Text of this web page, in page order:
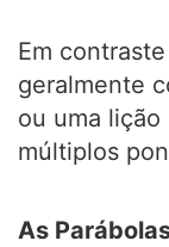
Em
geralmente
ou uma
múltiplos
As